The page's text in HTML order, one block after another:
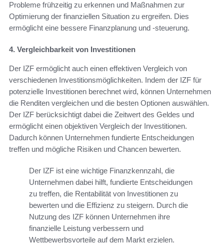
Probleme frühzeitig zu erkennen und Maßnahmen zur
Optimierung der finanziellen Situation zu ergreifen. Dies
ermöglicht eine bessere Finanzplanung und -steuerung.
4. Vergleichbarkeit von Investitionen
Der IZF ermöglicht auch einen effektiven Vergleich von
verschiedenen Investitionsmöglichkeiten. Indem der IZF für
potenzielle Investitionen berechnet wird, können Unternehmen
die Renditen vergleichen und die besten Optionen auswählen.
Der IZF berücksichtigt dabei die Zeitwert des Geldes und
ermöglicht einen objektiven Vergleich der Investitionen.
Dadurch können Unternehmen fundierte Entscheidungen
treffen und mögliche Risiken und Chancen bewerten.
Der IZF ist eine wichtige Finanzkennzahl, die
Unternehmen dabei hilft, fundierte Entscheidungen
zu treffen, die Rentabilität von Investitionen zu
bewerten und die Effizienz zu steigern. Durch die
Nutzung des IZF können Unternehmen ihre
finanzielle Leistung verbessern und
Wettbewerbsvorteile auf dem Markt erzielen.